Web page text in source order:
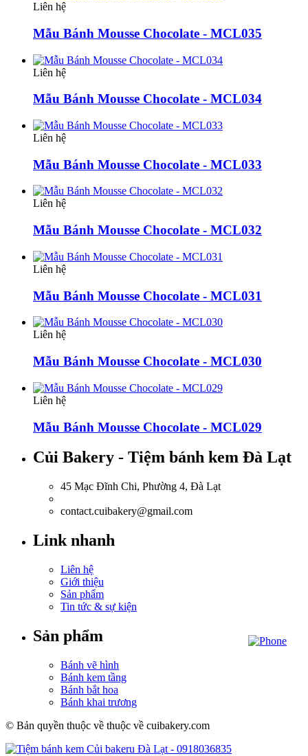
Liên hệ
Mẫu Bánh Mousse Chocolate - MCL035
Liên hệ
Mẫu Bánh Mousse Chocolate - MCL034
Liên hệ
Mẫu Bánh Mousse Chocolate - MCL033
Liên hệ
Mẫu Bánh Mousse Chocolate - MCL032
Liên hệ
Mẫu Bánh Mousse Chocolate - MCL031
Liên hệ
Mẫu Bánh Mousse Chocolate - MCL030
Liên hệ
Mẫu Bánh Mousse Chocolate - MCL029
Củi Bakery - Tiệm bánh kem Đà Lạt
45 Mạc Đĩnh Chi, Phường 4, Đà Lạt
contact.cuibakery@gmail.com
Link nhanh
Liên hệ
Giới thiệu
Sản phẩm
Tin tức & sự kiện
Sản phẩm
Bánh vẽ hình
Bánh kem tầng
Bánh bắt hoa
Bánh khai trương
© Bản quyền thuộc về thuộc về cuibakery.com